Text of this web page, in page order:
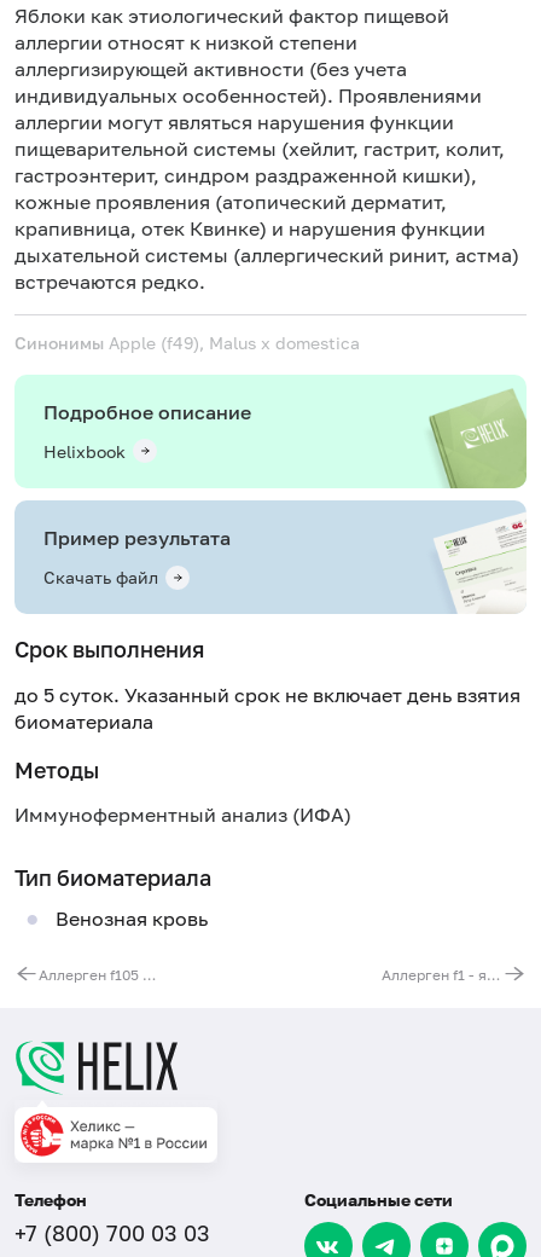
Яблоки как этиологический фактор пищевой
аллергии относят к низкой степени
аллергизирующей активности (без учета
индивидуальных особенностей). Проявлениями
аллергии могут являться нарушения функции
пищеварительной системы (хейлит, гастрит, колит,
гастроэнтерит, синдром раздраженной кишки),
кожные проявления (атопический дерматит,
крапивница, отек Квинке) и нарушения функции
дыхательной системы (аллергический ринит, астма)
встречаются редко.
Синонимы Apple (f49), Malus x domestica
Подробное описание
Helixbook
Пример результата
Скачать файл
Срок выполнения
до 5 суток. Указанный срок не включает день взятия
биоматериала
Методы
Иммуноферментный анализ (ИФА)
Тип биоматериала
Венозная кровь
Аллерген f105 - шоколад, IgE Аллерген f1 - яичный белок, IgE
Телефон
+7 (800) 700 03 03
Социальные сети